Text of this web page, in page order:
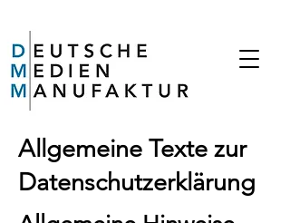
Allgemeine Texte zur
Datenschutzerklärung